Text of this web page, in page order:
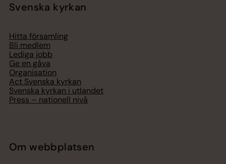
Svenska kyrkan
Hitta församling
Bli medlem
Lediga jobb
Ge en gåva
Organisation
Act Svenska kyrkan
Svenska kyrkan i utlandet
Press – nationell nivå
Om webbplatsen